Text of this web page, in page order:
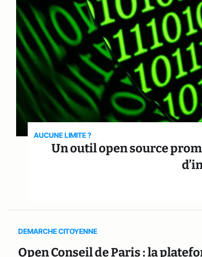
AUCUNE LIMITE ?
Un outil open source
DEMARCHE CITOYENNE
Open Conseil de Paris : la